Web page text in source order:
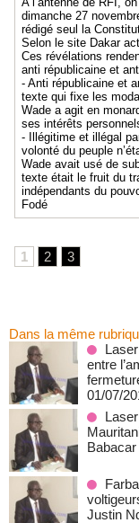
dimanche 27
rédigé seul la
Selon le site Dakar
Ces révélations
anti républicaine et
- Anti républicaine et
texte qui fixe les
Wade a agit en
ses intérêts
- Illégitime et illégal
volonté du peuple
Wade avait usé de
texte était le fruit du
indépendants du
Fodé
1 2 3
Dans la même
entre
01/07/
Justin